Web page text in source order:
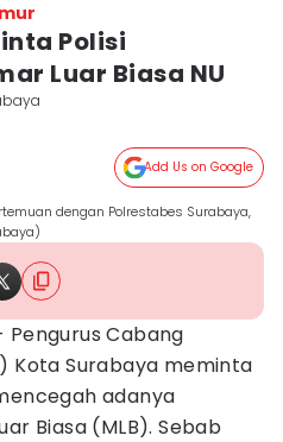
Polisi
Luar Biasa NU
Add Us on Google
dengan Polrestabes Surabaya,
Pengurus Cabang
Kota Surabaya meminta
adanya
Biasa (MLB). Sebab